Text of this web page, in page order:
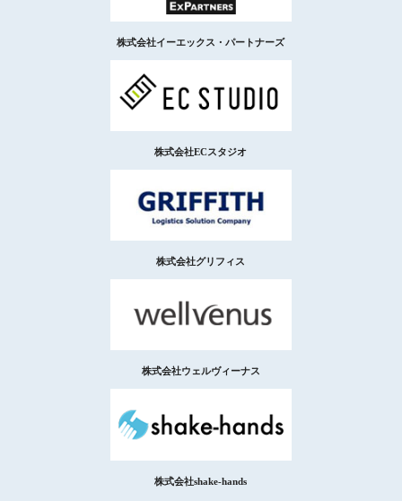
株式会社イーエックス・パートナーズ
株式会社ECスタジオ
株式会社グリフィス
株式会社ウェルヴィーナス
株式会社shake-hands